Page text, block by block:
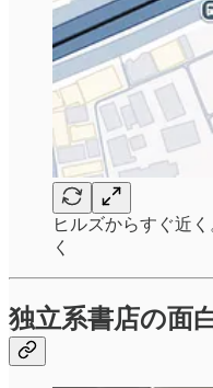
ヒルズからすぐ近
く
独立系書店の面